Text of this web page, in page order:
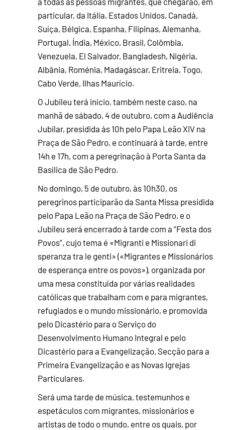
particular, da Itália, Estados Unidos, Canadá,
Suíça, Bélgica, Espanha, Filipinas, Alemanha,
Portugal, Índia, México, Brasil, Colômbia,
Venezuela, El Salvador, Bangladesh, Nigéria,
Albânia, Roménia, Madagáscar, Eritreia, Togo,
Cabo Verde, Ilhas Maurício.
O Jubileu terá início, também neste caso, na
manhã de sábado, 4 de outubro, com a Audiência
Jubilar, presidida às 10h pelo Papa Leão XIV na
Praça de São Pedro, e continuará à tarde, entre
14h e 17h, com a peregrinação à Porta Santa da
Basílica de São Pedro.
No domingo, 5 de outubro, às 10h30, os
peregrinos participarão da Santa Missa presidida
pelo Papa Leão na Praça de São Pedro, e o
Jubileu será encerrado à tarde com a “Festa dos
Povos”, cujo tema é «Migranti e Missionari di
speranza tra le genti» («Migrantes e Missionários
de esperança entre os povos»), organizada por
uma mesa constituída por várias realidades
católicas que trabalham com e para migrantes,
refugiados e o mundo missionário, e promovida
pelo Dicastério para o Serviço do
Desenvolvimento Humano Integral e pelo
Dicastério para a Evangelização, Secção para a
Primeira Evangelização e as Novas Igrejas
Particulares.
Será uma tarde de música, testemunhos e
espetáculos com migrantes, missionários e
artistas de todo o mundo, entre os quais, por